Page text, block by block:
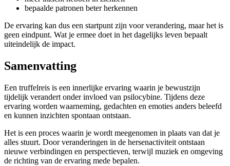
bepaalde patronen beter herkennen
De ervaring kan dus een startpunt zijn voor verandering, maar het is
geen eindpunt. Wat je ermee doet in het dagelijks leven bepaalt
uiteindelijk de impact.
Samenvatting
Een truffelreis is een innerlijke ervaring waarin je bewustzijn
tijdelijk verandert onder invloed van psilocybine. Tijdens deze
ervaring worden waarneming, gedachten en emoties anders beleefd
en kunnen inzichten spontaan ontstaan.
Het is een proces waarin je wordt meegenomen in plaats van dat je
alles stuurt. Door veranderingen in de hersenactiviteit ontstaan
nieuwe verbindingen en perspectieven, terwijl muziek en omgeving
de richting van de ervaring mede bepalen.